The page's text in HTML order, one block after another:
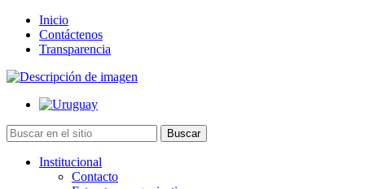
Inicio
Contáctenos
Transparencia
Institucional
Contacto